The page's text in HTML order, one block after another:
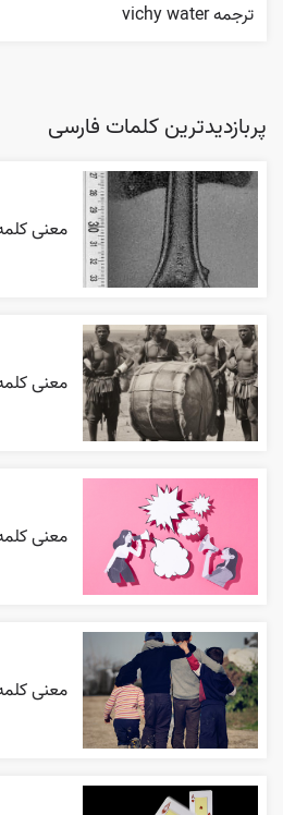
ترجمه vichy water
پربازدیدترین کلمات فارسی
معنی
معنی
معنی
معنی